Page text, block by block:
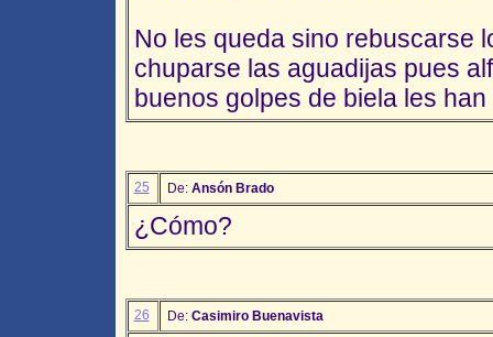
No les queda sino rebuscarse
chuparse las aguadijas pues
buenos golpes de biela les han
25 De: Ansón Brado
¿Cómo?
26 De: Casimiro Buenavista